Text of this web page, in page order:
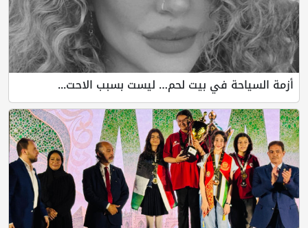
أزمة السياحة في بيت لحم… ليست بسبب الاحت...